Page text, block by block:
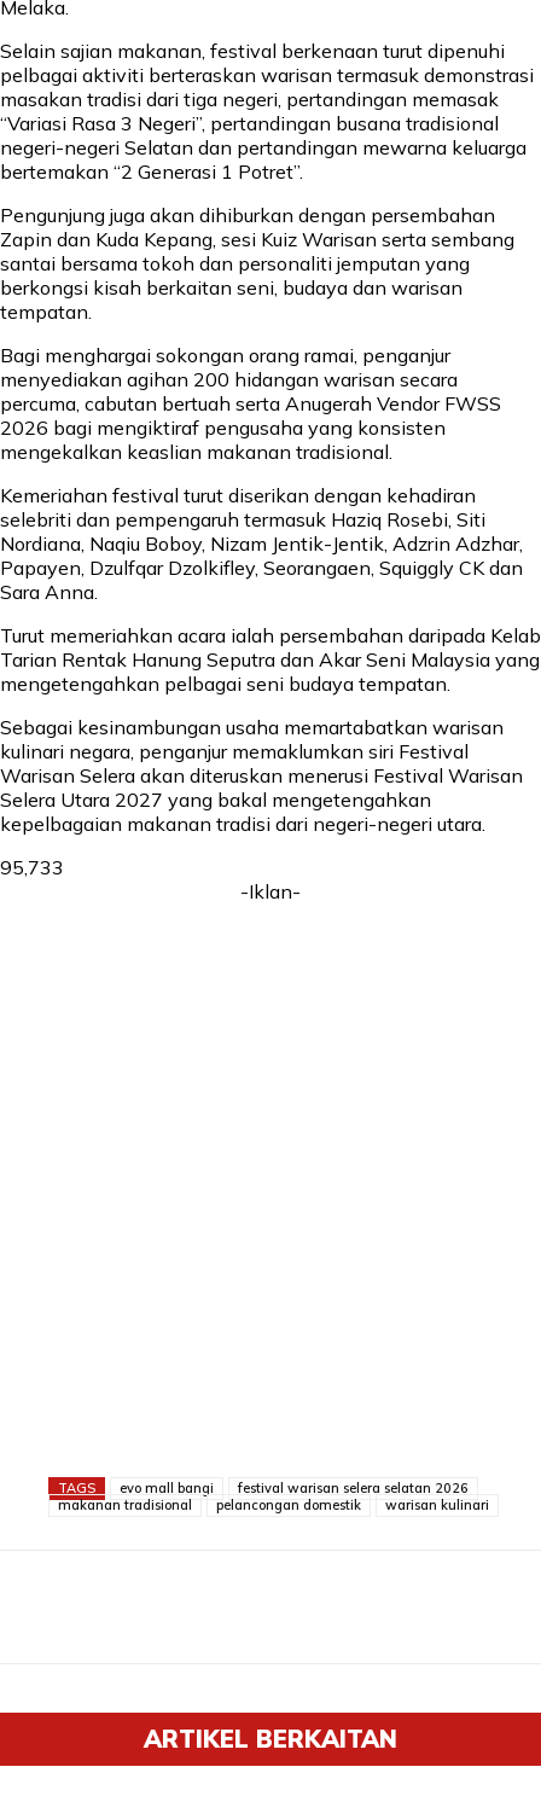
Melaka.
Selain sajian makanan, festival berkenaan turut dipenuhi
pelbagai aktiviti berteraskan warisan termasuk demonstrasi
masakan tradisi dari tiga negeri, pertandingan memasak
“Variasi Rasa 3 Negeri”, pertandingan busana tradisional
negeri-negeri Selatan dan pertandingan mewarna keluarga
bertemakan “2 Generasi 1 Potret”.
Pengunjung juga akan dihiburkan dengan persembahan
Zapin dan Kuda Kepang, sesi Kuiz Warisan serta sembang
santai bersama tokoh dan personaliti jemputan yang
berkongsi kisah berkaitan seni, budaya dan warisan
tempatan.
Bagi menghargai sokongan orang ramai, penganjur
menyediakan agihan 200 hidangan warisan secara
percuma, cabutan bertuah serta Anugerah Vendor FWSS
2026 bagi mengiktiraf pengusaha yang konsisten
mengekalkan keaslian makanan tradisional.
Kemeriahan festival turut diserikan dengan kehadiran
selebriti dan pempengaruh termasuk Haziq Rosebi, Siti
Nordiana, Naqiu Boboy, Nizam Jentik-Jentik, Adzrin Adzhar,
Papayen, Dzulfqar Dzolkifley, Seorangaen, Squiggly CK dan
Sara Anna.
Turut memeriahkan acara ialah persembahan daripada Kelab
Tarian Rentak Hanung Seputra dan Akar Seni Malaysia yang
mengetengahkan pelbagai seni budaya tempatan.
Sebagai kesinambungan usaha memartabatkan warisan
kulinari negara, penganjur memaklumkan siri Festival
Warisan Selera akan diteruskan menerusi Festival Warisan
Selera Utara 2027 yang bakal mengetengahkan
kepelbagaian makanan tradisi dari negeri-negeri utara.
95,733
-Iklan-
TAGS evo mall bangi
festival warisan selera selatan 2026
makanan tradisional
pelancongan domestik warisan kulinari
ARTIKEL BERKAITAN